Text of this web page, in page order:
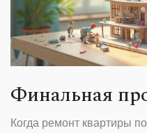
Финальная
Когда ремонт квартиры